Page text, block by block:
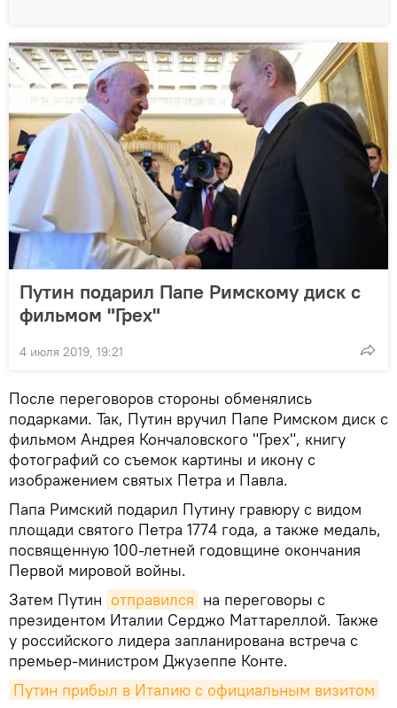
Путин подарил Папе Римскому диск с
фильмом "Грех"
4 июля 2019, 19:21
После переговоров стороны обменялись
подарками. Так, Путин вручил Папе Римском диск с
фильмом Андрея Кончаловского "Грех", книгу
фотографий со съемок картины и икону с
изображением святых Петра и Павла.
Папа Римский подарил Путину гравюру с видом
площади святого Петра 1774 года, а также медаль,
посвященную 100-летней годовщине окончания
Первой мировой войны.
Затем Путин отправился на переговоры с
президентом Италии Серджо Маттареллой. Также
у российского лидера запланирована встреча с
премьер-министром Джузеппе Конте.
Путин прибыл в Италию с официальным визитом